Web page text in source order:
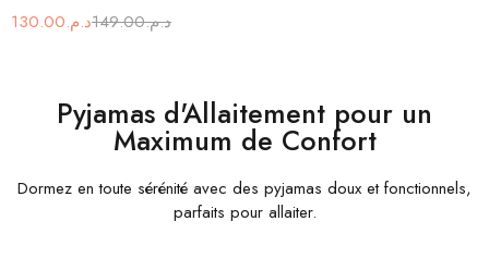
د.م.149.00د.م.130.00
Pyjamas d'Allaitement pour un
Maximum de Confort
Dormez en toute sérénité avec des pyjamas doux et fonctionnels,
parfaits pour allaiter.